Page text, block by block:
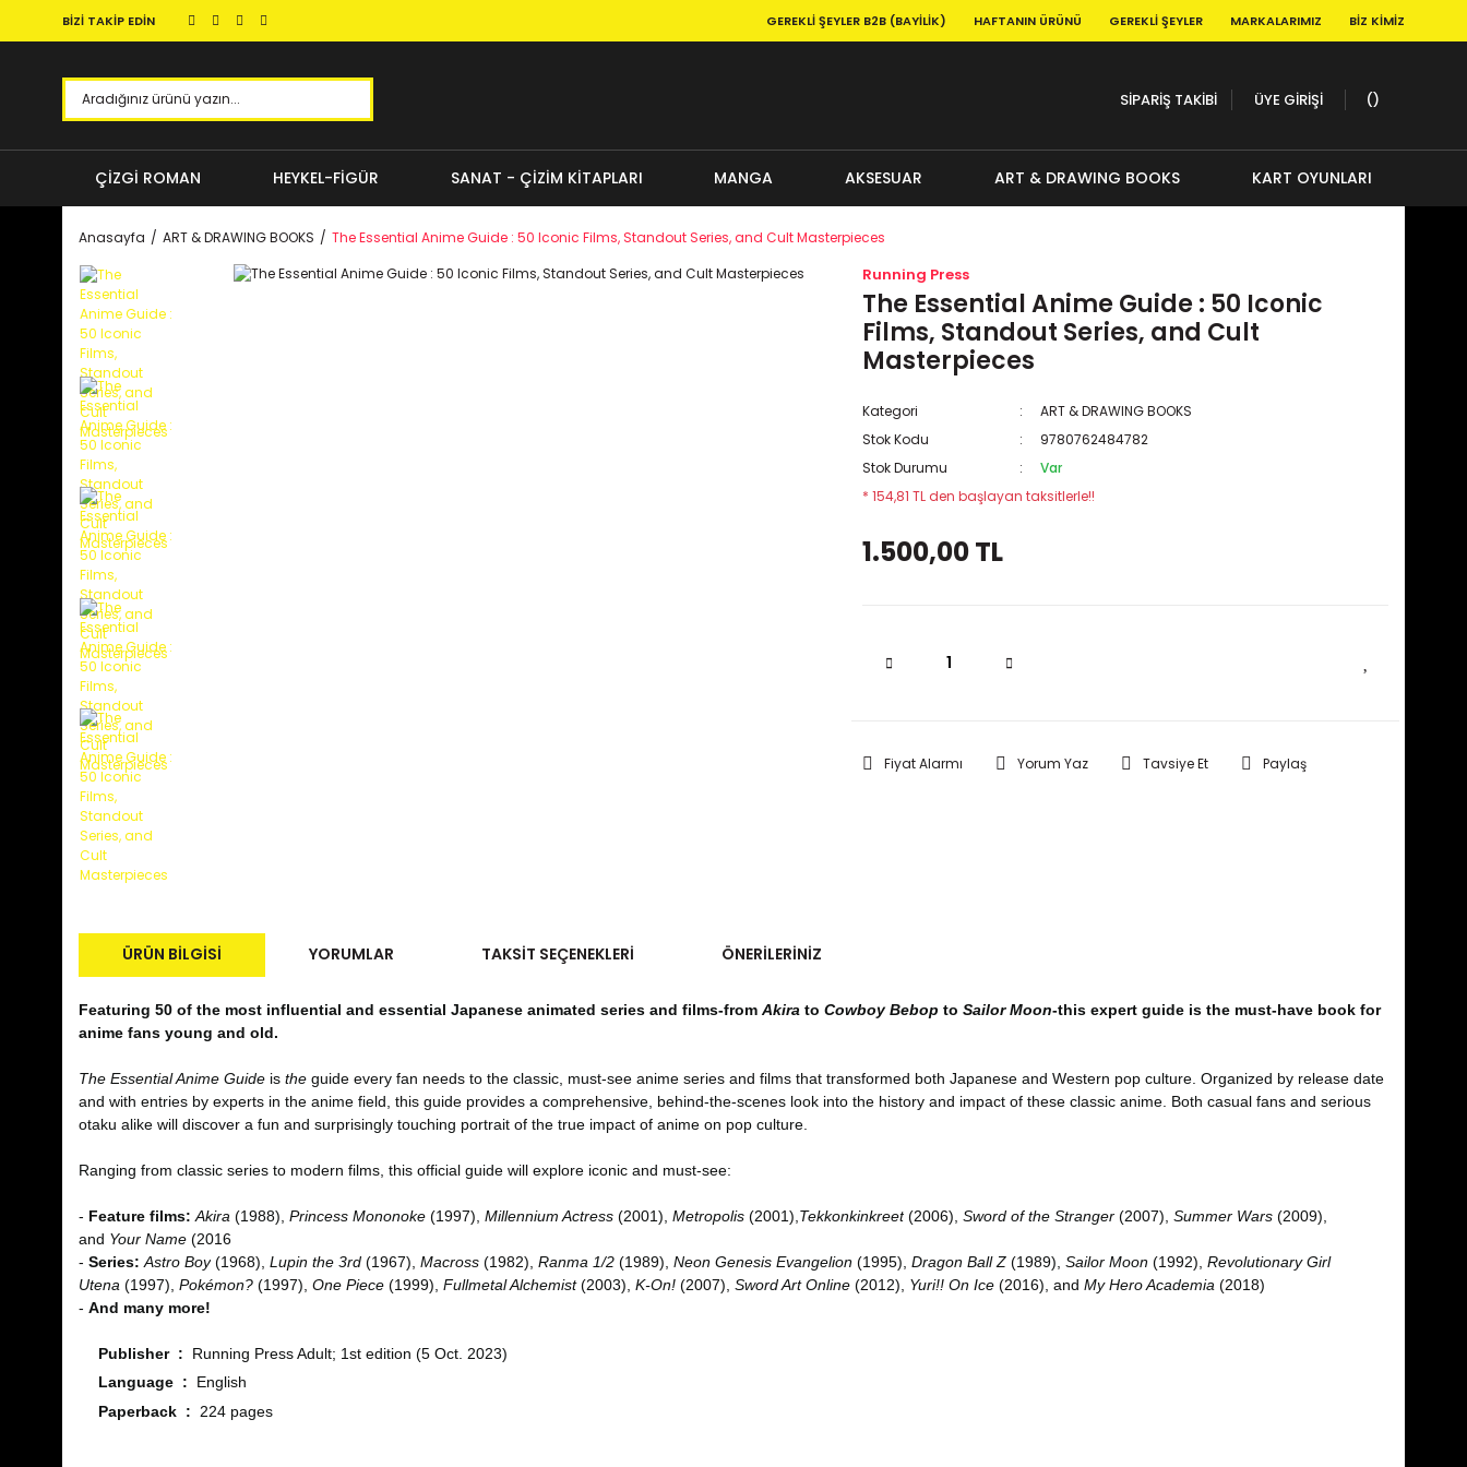
BİZİ TAKİP EDİN GEREKLI ŞEYLER B2B (BAYILIK) HAFTANIN ÜRÜNÜ GEREKLI ŞEYLER MARKALARIMIZ BIZ KIMIZ
SİPARİŞ TAKİBİ ÜYE GİRİŞİ
ÇİZGİ ROMAN HEYKEL-FİGÜR SANAT - ÇİZİM KİTAPLARI MANGA AKSESUAR ART & DRAWING BOOKS KART OYUNLARI
Anasayfa ART & DRAWING BOOKS The Essential Anime Guide : 50 Iconic Films, Standout Series, and Cult Masterpieces
Running Press
The Essential Anime Guide : 50 Iconic
Films, Standout Series, and Cult
Masterpieces
Kategori
ART & DRAWING BOOKS
Stok Kodu
9780762484782
Stok Durumu
Var
* 154,81 TL den başlayan taksitlerle!!
1.500,00 TL
Fiyat Alarmı Yorum Yaz Tavsiye Et Paylaş
ÜRÜN BILGISI YORUMLAR TAKSIT SEÇENEKLERI ÖNERILERINIZ
Featuring 50 of the most influential and essential Japanese animated series and films-from Akira to Cowboy Bebop to Sailor Moon-this expert guide is the must-have book for
anime fans young and old.
The Essential Anime Guide is the guide every fan needs to the classic, must-see anime series and films that transformed both Japanese and Western pop culture. Organized by release date
and with entries by experts in the anime field, this guide provides a comprehensive, behind-the-scenes look into the history and impact of these classic anime. Both casual fans and serious
otaku alike will discover a fun and surprisingly touching portrait of the true impact of anime on pop culture.
Ranging from classic series to modern films, this official guide will explore iconic and must-see:
- Feature films: Akira (1988), Princess Mononoke (1997), Millennium Actress (2001), Metropolis (2001), Tekkonkinkreet (2006), Sword of the Stranger (2007), Summer Wars (2009),
and Your Name (2016
- Series: Astro Boy (1968), Lupin the 3rd (1967), Macross (1982), Ranma 1/2 (1989), Neon Genesis Evangelion (1995), Dragon Ball Z (1989), Sailor Moon (1992), Revolutionary Girl
Utena (1997), Pokémon? (1997), One Piece (1999), Fullmetal Alchemist(2003), K-On! (2007), Sword Art Online (2012), Yuri!! On Ice (2016), and My Hero Academia (2018)
- And many more!
Publisher ‏ : ‎ Running Press Adult; 1st edition (5 Oct. 2023)
Language ‏ : ‎ English
Paperback ‏ : ‎ 224 pages